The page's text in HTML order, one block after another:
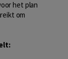
het plan
om